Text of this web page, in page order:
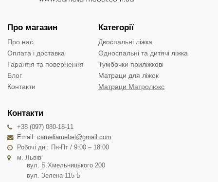
Про магазин
Про нас
Оплата і доставка
Гарантія та повернення
Блог
Контакти
Категорії
Двоспальні ліжка
Односпальні та дитячі ліжка
Тумбочки приліжкові
Матраци для ліжок
Матраци Матролюкс
Контакти
+38 (097) 080-18-11
Email: cameliamebel@gmail.com
Робочі дні:
Пн-Пт / 9:00 – 18:00
м. Львів
вул. Б.Хмельницького 200
вул. Зелена 115 Б